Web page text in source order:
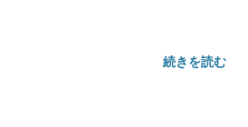
続きを読む